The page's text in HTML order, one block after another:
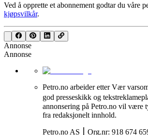
Ved å opprette et abonnement godtar du våre
kjøpsvilkår.
Annonse
Annonse
Petro.no arbeider etter Vær
god presseskikk og
annonsering på Petro.no vil være
fra redaksjonelt innhold.
Petro.no AS ⎮ Org.nr: 918 674